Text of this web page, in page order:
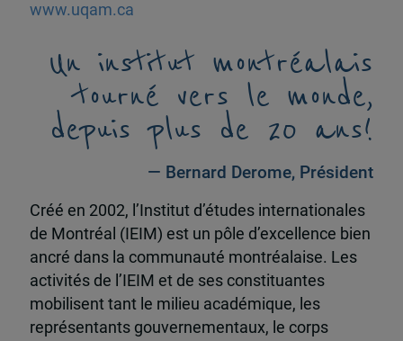
www.uqam.ca
Un institut montréalais
tourné vers le monde,
depuis plus de 20 ans!
— Bernard Derome, Président
Créé en 2002, l’Institut d’études internationales
de Montréal (IEIM) est un pôle d’excellence bien
ancré dans la communauté montréalaise. Les
activités de l’IEIM et de ses constituantes
mobilisent tant le milieu académique, les
représentants gouvernementaux, le corps